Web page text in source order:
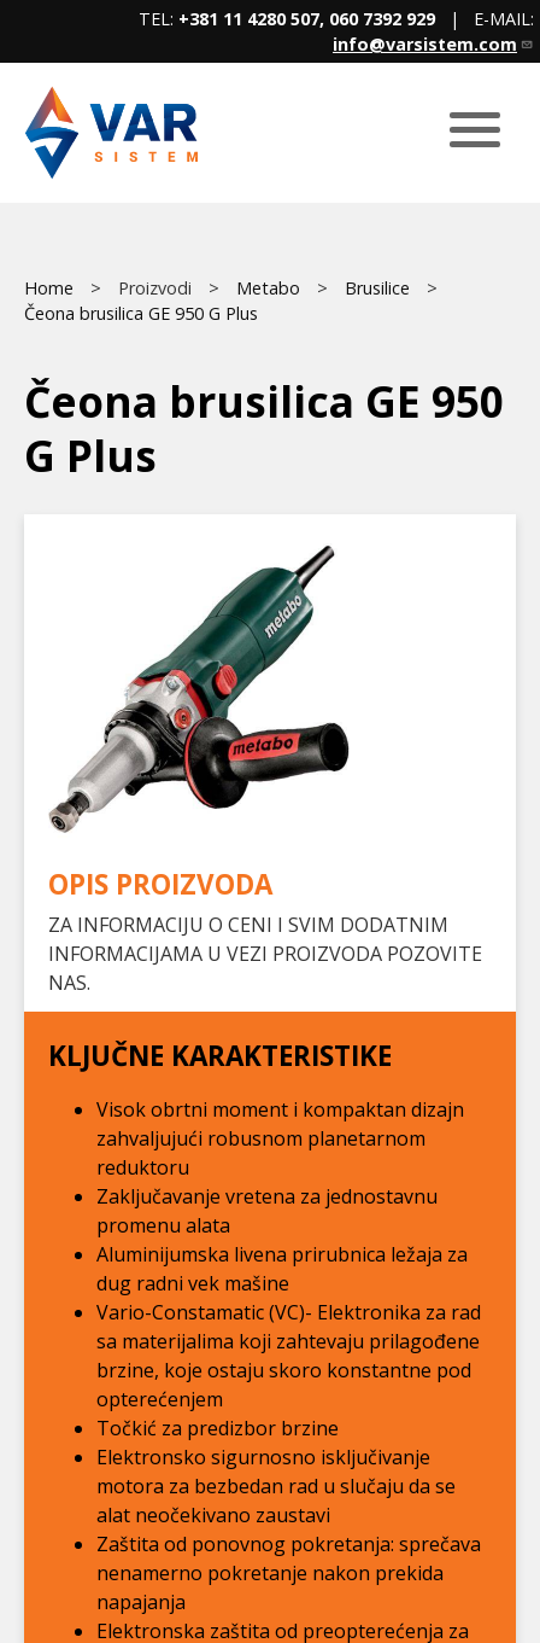
content
TEL: +381 11 4280 507, 060 7392 929| E-MAIL:
info@varsistem.com
Main
Breadcrumb
Home Proizvodi Metabo
Brusilice
Čeona brusilica GE 950 G Plus
Čeona brusilica GE 950
G Plus
OPIS PROIZVODA
ZA INFORMACIJU O CENI I SVIM DODATNIM
INFORMACIJAMA U VEZI PROIZVODA POZOVITE
NAS.
KLJUČNE KARAKTERISTIKE
Visok obrtni moment i kompaktan dizajn
zahvaljujući robusnom planetarnom
reduktoru
Zaključavanje vretena za jednostavnu
promenu alata
Aluminijumska livena prirubnica ležaja za
dug radni vek mašine
Vario-Constamatic (VC)- Elektronika za rad
sa materijalima koji zahtevaju prilagođene
brzine, koje ostaju skoro konstantne pod
opterećenjem
Točkić za predizbor brzine
Elektronsko sigurnosno isključivanje
motora za bezbedan rad u slučaju da se
alat neočekivano zaustavi
Zaštita od ponovnog pokretanja: sprečava
nenamerno pokretanje nakon prekida
napajanja
Elektronska zaštita od preopterećenja za